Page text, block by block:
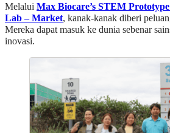
Melalui Max Biocare’s STEM
Lab – Market, kanak-kanak diberi
Mereka dapat masuk ke dunia sebenar
inovasi.